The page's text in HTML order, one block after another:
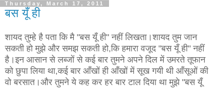
Thursday, March 17, 2011
बस यूँ ही
शायद तुम्हे है पता कि मै "बस यूँ ही" नहीं लिखता।शायद तुम जान
सकती हो मुझे और समझ सकती हो,कि हमारा वजूद "बस यूँ ही" नहीं
है।इन आसान से लब्जों से कई बार तुमने अपने दिल में उमरते तूफान
को छुपा लिया था,कई बार आँखों ही आँखों में सूख गयी थी आँसूओं की
वो बरसात।और तुमने ये कह कर हर बार टाल दिया था मुझे "बस यूँ